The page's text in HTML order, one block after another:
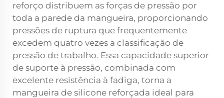
reforço distribuem as forças de pressão por
toda a parede da mangueira, proporcionando
pressões de ruptura que frequentemente
excedem quatro vezes a classificação de
pressão de trabalho. Essa capacidade superior
de suporte à pressão, combinada com
excelente resistência à fadiga, torna a
mangueira de silicone reforçada ideal para